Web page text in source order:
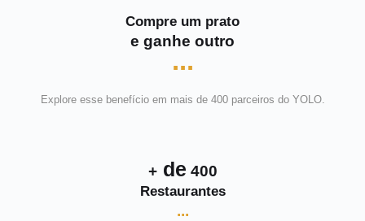
Compre um prato
e ganhe outro
...
Explore esse benefício em mais de 400 parceiros do YOLO.
+de 400
Restaurantes
...